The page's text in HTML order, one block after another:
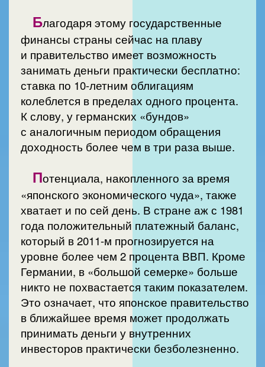
Благодаря этому государственные
финансы страны сейчас на плаву
и правительство имеет возможность
занимать деньги практически бесплатно:
ставка по 10-летним облигациям
колеблется в пределах одного процента.
К слову, у германских «бундов»
с аналогичным периодом обращения
доходность более чем в три раза выше.
Потенциала, накопленного за время
«японского экономического чуда», также
хватает и по сей день. В стране аж с 1981
года положительный платежный баланс,
который в 2011-м прогнозируется на
уровне более чем 2 процента ВВП. Кроме
Германии, в «большой семерке» больше
никто не похвастается таким показателем.
Это означает, что японское правительство
в ближайшее время может продолжать
принимать деньги у внутренних
инвесторов практически безболезненно.